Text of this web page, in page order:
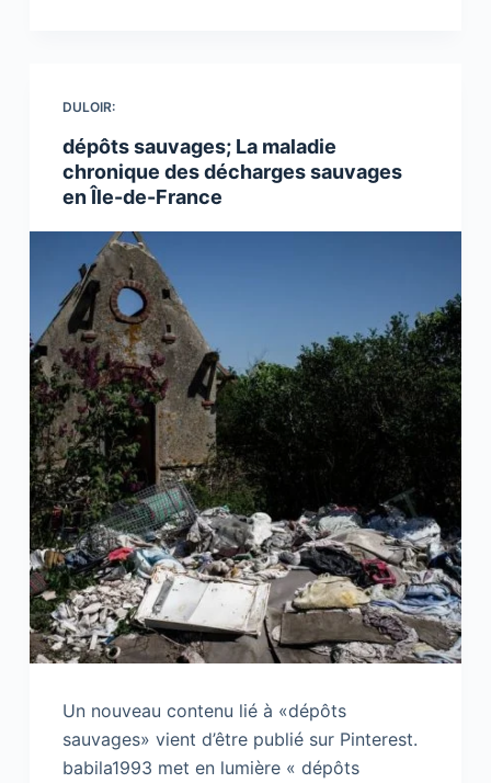
DULOIR:
dépôts sauvages; La maladie
chronique des décharges sauvages
en Île-de-France
Un nouveau contenu lié à «dépôts
sauvages» vient d’être publié sur Pinterest.
babila1993 met en lumière « dépôts